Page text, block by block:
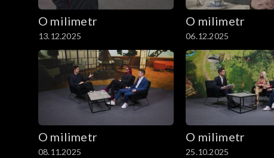
O milimetr
13.12.2025
O milimetr
06.12.2025
O milimetr
08.11.2025
O milimetr
25.10.2025